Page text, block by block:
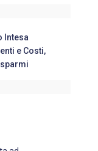
Intesa
e Costi,